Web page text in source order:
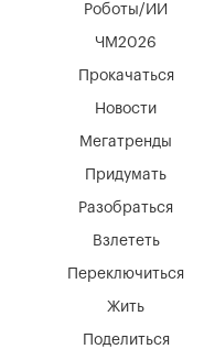
Мегатренды
Придумать
Разобраться
Взлететь
Новости
Переключиться
Жить
Поделиться
Роботы/ИИ
ЧМ2026
Прокачаться